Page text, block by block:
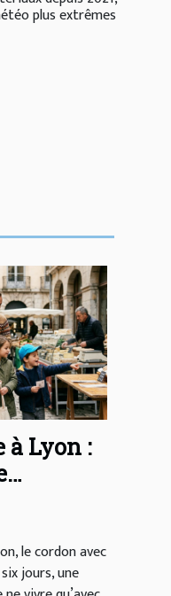
plus extrêmes
à Lyon :
aux
le cordon avec
jours, une